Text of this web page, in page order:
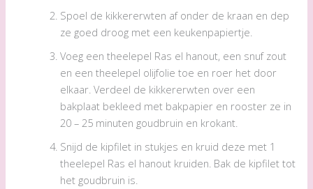
Spoel de kikkererwten af onder de kraan en dep
ze goed droog met een keukenpapiertje.
Voeg een theelepel Ras el hanout, een snuf zout
en een theelepel olijfolie toe en roer het door
elkaar. Verdeel de kikkererwten over een
bakplaat bekleed met bakpapier en rooster ze in
20 – 25 minuten goudbruin en krokant.
Snijd de kipfilet in stukjes en kruid deze met 1
theelepel Ras el hanout kruiden. Bak de kipfilet tot
het goudbruin is.